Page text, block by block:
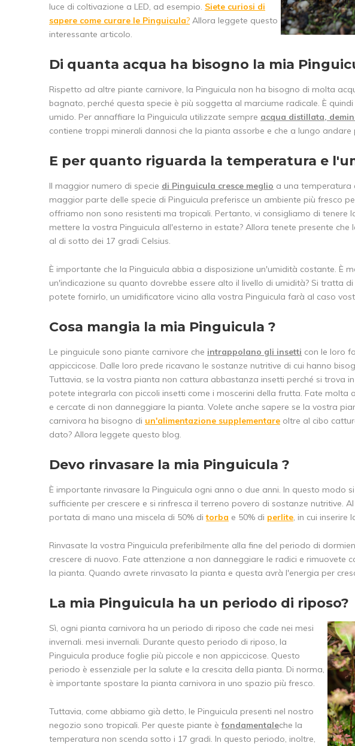
luce di coltivazione a LED, ad esempio. Siete curiosi di
sapere come curare le Pinguicula? Allora leggete questo
interessante articolo.
Di quanta acqua ha bisogno la mia
Rispetto ad altre piante carnivore, la Pinguicula non ha bisogno di molta
bagnato, perché questa specie è più soggetta al marciume radicale. È
umido. Per annaffiare la Pinguicula utilizzate sempre acqua distillata,
contiene troppi minerali dannosi che la pianta assorbe e che a lungo
E per quanto riguarda la temperatura e
Il maggior numero di specie di Pinguicula cresce meglio a una temperatura
maggior parte delle specie di Pinguicula preferisce un ambiente più fresco
offriamo non sono resistenti ma tropicali. Pertanto, vi consigliamo di tenere
mettere la vostra Pinguicula all'esterno in estate? Allora tenete presente
al di sotto dei 17 gradi Celsius.
È importante che la Pinguicula abbia a disposizione un'umidità costante. È
un'indicazione su quanto dovrebbe essere alto il livello di umidità? Si tratta
potete fornirlo, un umidificatore vicino alla vostra Pinguicula farà al caso
Cosa mangia la mia Pinguicula ?
Le pinguicule sono piante carnivore che intrappolano gli insetti con le loro
appiccicose. Dalle loro prede ricavano le sostanze nutritive di cui hanno
Tuttavia, se la vostra pianta non cattura abbastanza insetti perché si trova
potete integrarla con piccoli insetti come i moscerini della frutta. Fate molta
e cercate di non danneggiare la pianta. Volete anche sapere se la vostra
carnivora ha bisogno di un'alimentazione supplementare oltre al cibo
dato? Allora leggete questo blog.
Devo rinvasare la mia Pinguicula ?
È importante rinvasare la Pinguicula ogni anno o due anni. In questo modo
sufficiente per crescere e si rinfresca il terreno povero di sostanze nutritive.
portata di mano una miscela di 50% ditorba e 50% di perlite, in cui inserire
Rinvasate la vostra Pinguicula preferibilmente alla fine del periodo di
crescere di nuovo. Fate attenzione a non danneggiare le radici e rimuovete
la pianta. Quando avrete rinvasato la pianta e questa avrà l'energia per
La mia Pinguicula ha un periodo di riposo?
Sì, ogni pianta carnivora ha un periodo di riposo che cade nei mesi
invernali. mesi invernali. Durante questo periodo di riposo, la
Pinguicula produce foglie più piccole e non appiccicose. Questo
periodo è essenziale per la salute e la crescita della pianta. Di norma,
è importante spostare la pianta carnivora in uno spazio più fresco.
Tuttavia, come abbiamo già detto, le Pinguicula presenti nel nostro
negozio sono tropicali. Per queste piante èfondamentaleche la
temperatura non scenda sotto i 17 gradi. In questo periodo, inoltre,